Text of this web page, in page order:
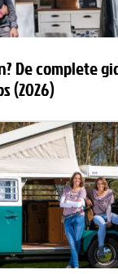
De complete
(2026)